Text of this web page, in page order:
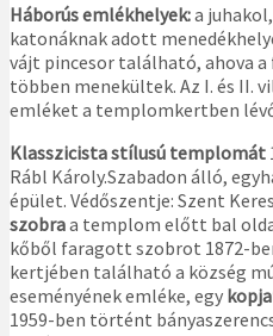
Háborús emlékhelyek:a
katonáknak adott
vájt pincesor található, ahova
többen menekültek. Az I. és II.
emléket a templomkertben
Klasszicista stílusú templomát
Rábl Károly.Szabadon álló,
épület. Védőszentje: Szent
szobraa templom előtt bal
kőből faragott szobrot 1872-
kertjében található a község
eseményének emléke, egy
1959-ben történt